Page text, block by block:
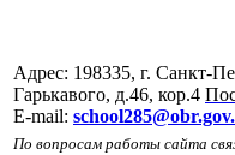
Адрес: 198335, г. Санкт-
Гарькавого, д.46, кор.4
E-mail:
По вопросам работы сайта